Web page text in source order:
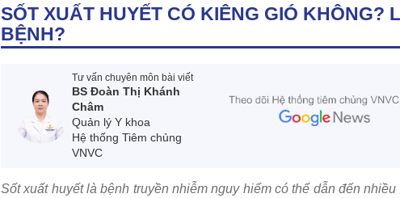
SỐT XUẤT HUYẾT CÓ KIÊNG GIÓ KHÔNG?
BỆNH?
Tư vấn chuyên môn bài viết
BS Đoàn Thị Khánh
Châm
Quản lý Y khoa
Hệ thống Tiêm chủng
VNVC
Sốt xuất huyết là bệnh truyền nhiễm nguy hiểm có thể dẫn đến